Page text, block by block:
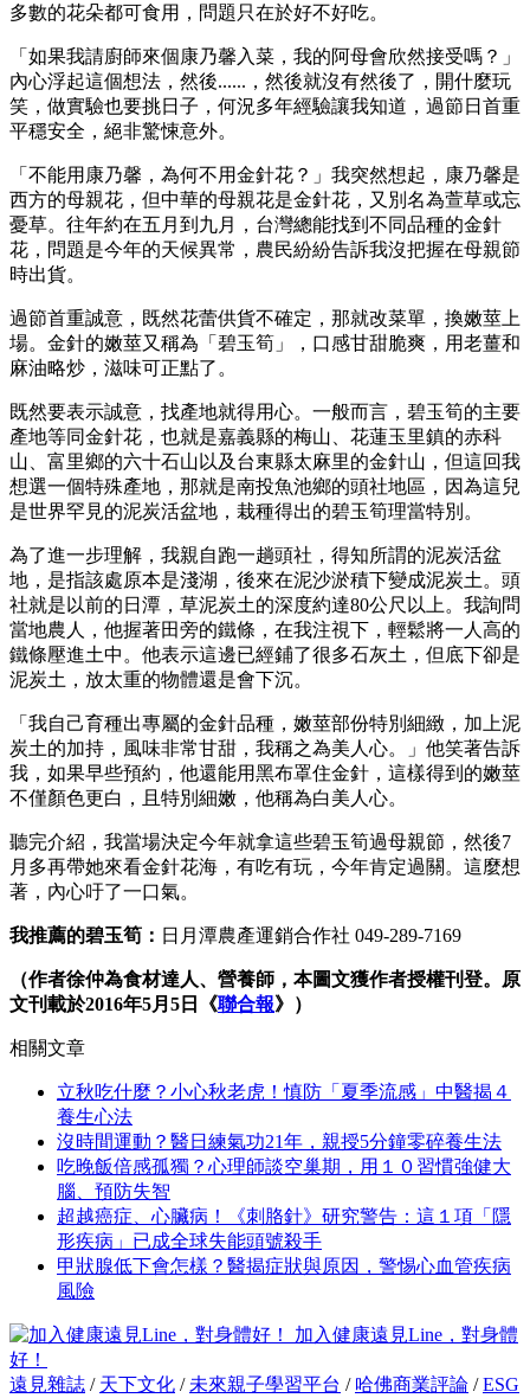
多數的花朵都可食用，問題只在於好不好吃。
「如果我請廚師來個康乃馨入菜，我的阿母會欣然接受嗎？」
內心浮起這個想法，然後......，然後就沒有然後了，開什麼玩
笑，做實驗也要挑日子，何況多年經驗讓我知道，過節日首重
平穩安全，絕非驚悚意外。
「不能用康乃馨，為何不用金針花？」我突然想起，康乃馨是
西方的母親花，但中華的母親花是金針花，又別名為萱草或忘
憂草。往年約在五月到九月，台灣總能找到不同品種的金針
花，問題是今年的天候異常，農民紛紛告訴我沒把握在母親節
時出貨。
過節首重誠意，既然花蕾供貨不確定，那就改菜單，換嫩莖上
場。金針的嫩莖又稱為「碧玉筍」，口感甘甜脆爽，用老薑和
麻油略炒，滋味可正點了。
既然要表示誠意，找產地就得用心。一般而言，碧玉筍的主要
產地等同金針花，也就是嘉義縣的梅山、花蓮玉里鎮的赤科
山、富里鄉的六十石山以及台東縣太麻里的金針山，但這回我
想選一個特殊產地，那就是南投魚池鄉的頭社地區，因為這兒
是世界罕見的泥炭活盆地，栽種得出的碧玉筍理當特別。
為了進一步理解，我親自跑一趟頭社，得知所謂的泥炭活盆
地，是指該處原本是淺湖，後來在泥沙淤積下變成泥炭土。頭
社就是以前的日潭，草泥炭土的深度約達80公尺以上。我詢問
當地農人，他握著田旁的鐵條，在我注視下，輕鬆將一人高的
鐵條壓進土中。他表示這邊已經鋪了很多石灰土，但底下卻是
泥炭土，放太重的物體還是會下沉。
「我自己育種出專屬的金針品種，嫩莖部份特別細緻，加上泥
炭土的加持，風味非常甘甜，我稱之為美人心。」他笑著告訴
我，如果早些預約，他還能用黑布罩住金針，這樣得到的嫩莖
不僅顏色更白，且特別細嫩，他稱為白美人心。
聽完介紹，我當場決定今年就拿這些碧玉筍過母親節，然後7
月多再帶她來看金針花海，有吃有玩，今年肯定過關。這麼想
著，內心吁了一口氣。
我推薦的碧玉筍： 日月潭農產運銷合作社 049-289-7169
（作者徐仲為食材達人、營養師，本圖文獲作者授權刊登。原
文刊載於2016年5月5日《聯合報》）
相關文章
立秋吃什麼？小心秋老虎！慎防「夏季流感」中醫揭４
養生心法
沒時間運動？醫日練氣功21年，親授5分鐘零碎養生法
吃晚飯倍感孤獨？心理師談空巢期，用１０習慣強健大
腦、預防失智
超越癌症、心臟病！《刺胳針》研究警告：這１項「隱
形疾病」已成全球失能頭號殺手
甲狀腺低下會怎樣？醫揭症狀與原因，警惕心血管疾病
風險
加入健康遠見Line，對身體
好！
遠見雜誌 / 天下文化 / 未來親子學習平台 / 哈佛商業評論 /ESG